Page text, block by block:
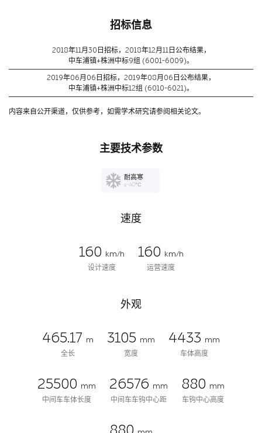
招标信息
2018年11月30日招标，2018年12月11日公布结果，
中车浦镇+株洲中标9组 (6001-6009)。
2019年06月06日招标，2019年08月06日公布结果，
中车浦镇+株洲中标12组 (6010-6021)。
内容来自公开渠道，仅供参考，如需学术研究请参阅相关论文。
主要技术参数
耐高寒
≤-40℃
速度
160 km/h
设计速度
160 km/h
运营速度
外观
465.17 m
全长
3105 mm
宽度
4433 mm
车体高度
25500 mm
中间车车体长度
26576 mm
中间车车钩中心距
880 mm
车钩中心高度